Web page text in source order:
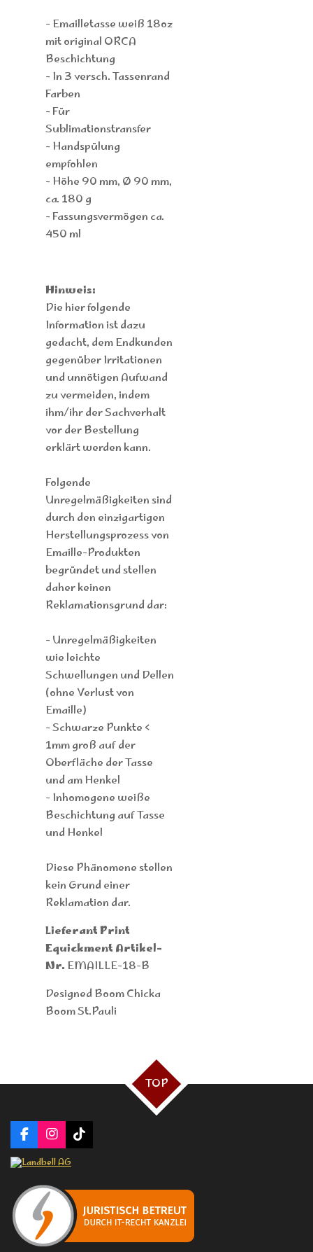
- Emailletasse weiß 18oz
mit original ORCA
Beschichtung
- In 3 versch. Tassenrand
Farben
- Für
Sublimationstransfer
- Handspülung
empfohlen
- Höhe 90 mm, Ø 90 mm,
ca. 180 g
- Fassungsvermögen ca.
450 ml
Hinweis:
Die hier folgende
Information ist dazu
gedacht, dem Endkunden
gegenüber Irritationen
und unnötigen Aufwand
zu vermeiden, indem
ihm/ihr der Sachverhalt
vor der Bestellung
erklärt werden kann.
Folgende
Unregelmäßigkeiten sind
durch den einzigartigen
Herstellungsprozess von
Emaille-Produkten
begründet und stellen
daher keinen
Reklamationsgrund dar:
- Unregelmäßigkeiten
wie leichte
Schwellungen und Dellen
(ohne Verlust von
Emaille)
- Schwarze Punkte <
1mm groß auf der
Oberfläche der Tasse
und am Henkel
- Inhomogene weiße
Beschichtung auf Tasse
und Henkel
Diese Phänomene stellen
kein Grund einer
Reklamation dar.
Lieferant Print
Equickment Artikel-
Nr.EMAILLE-18-B
Designed Boom Chicka
Boom St.Pauli
TOP
F
a
c
b
o
I
n
s
a
r
a
m
T
i
o